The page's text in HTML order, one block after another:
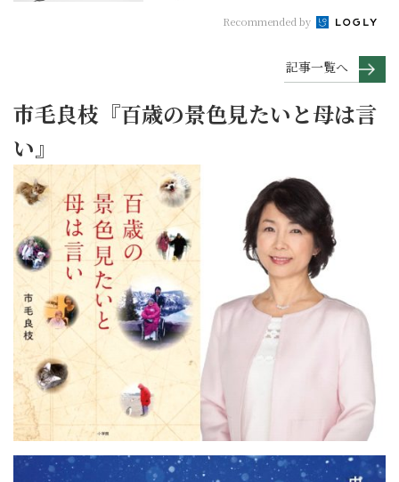
Recommended by
記事一覧へ
市毛良枝『百歳の景色見たいと母は言
い』